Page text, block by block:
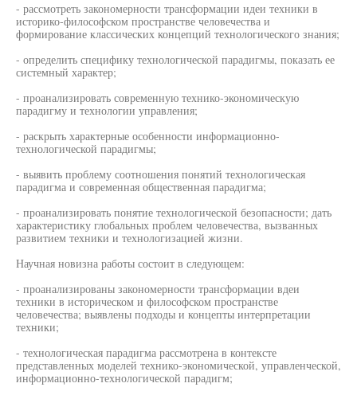
- рассмотреть закономерности трансформации идеи техники в
историко-философском пространстве человечества и
формирование классических концепций технологического знания;
- определить специфику технологической парадигмы, показать ее
системный характер;
- проанализировать современную технико-экономическую
парадигму и технологии управления;
- раскрыть характерные особенности информационно-
технологической парадигмы;
- выявить проблему соотношения понятий технологическая
парадигма и современная общественная парадигма;
- проанализировать понятие технологической безопасности; дать
характеристику глобальных проблем человечества, вызванных
развитием техники и технологизацией жизни.
Научная новизна работы состоит в следующем:
- проанализированы закономерности трансформации вдеи
техники в историческом и философском пространстве
человечества; выявлены подходы и концепты интерпретации
техники;
- технологическая парадигма рассмотрена в контексте
представленных моделей технико-экономической, управленческой,
информационно-технологической парадигм;